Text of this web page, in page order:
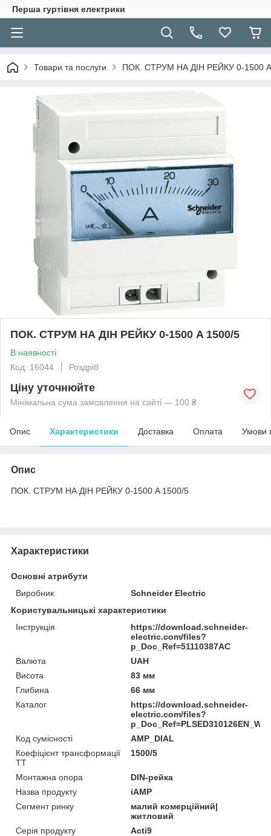
Перша гуртівня електрики
Товари та послуги ПОК. СТРУМ НА ДІН РЕЙКУ 0-1500
ПОК. СТРУМ НА ДІН РЕЙКУ 0-1500 A 1500/5
В наявності
Код: 16044
Роздріб
Ціну уточнюйте
Мінімальна сума замовлення на сайті — 100 ₴
Опис Характеристики Доставка Оплата Умови
Опис
ПОК. СТРУМ НА ДІН РЕЙКУ 0-1500 A 1500/5
Характеристики
Основні атрибути
Виробник
Schneider Electric
Користувальницькі характеристики
Інструкція
https://download.schneider-
electric.com/files?
p_Doc_Ref=51110387AC
Валюта
UAH
Висота
83 мм
Глибина
66 мм
Каталог
https://download.schneider-
electric.com/files?
Код сумісності
AMP_DIAL
Коефіцієнт трансформації
ТТ
1500/5
Монтажна опора
DIN-рейка
Назва продукту
iAMP
Сегмент ринку
малий комерційний|
житловий
Серія продукту
Acti9